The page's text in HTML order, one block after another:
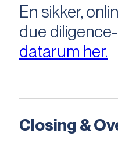
En sikker,
due
datarum her.
Closing &